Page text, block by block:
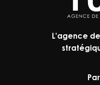
L'agence